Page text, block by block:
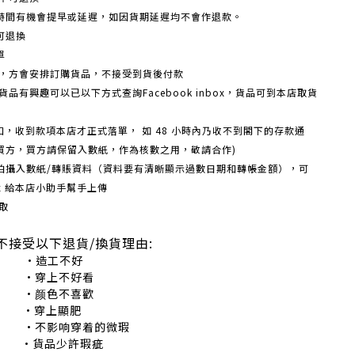
有機會提早或延遲，如因貨期延遲均不會作退款。
退換
方會安排訂購貨品，不接受到貨後付款
品有興趣可以已以下方式查詢Facebook inbox，貨品可到本店取貨
，收到款項本店才正式落單， 如 48 小時內乃收不到閣下的存款通
，買方請保留入數紙，作為核數之用，敬請合作)
攝入數紙/轉賬資料（資料要有清晰顯示過數日期和轉帳金額），可
本店小助手幫手上傳
接受以下退貨/換貨理由:
工不好
上不好看
色不喜歡
上顯肥
响穿着的微瑕
品少許瑕疵